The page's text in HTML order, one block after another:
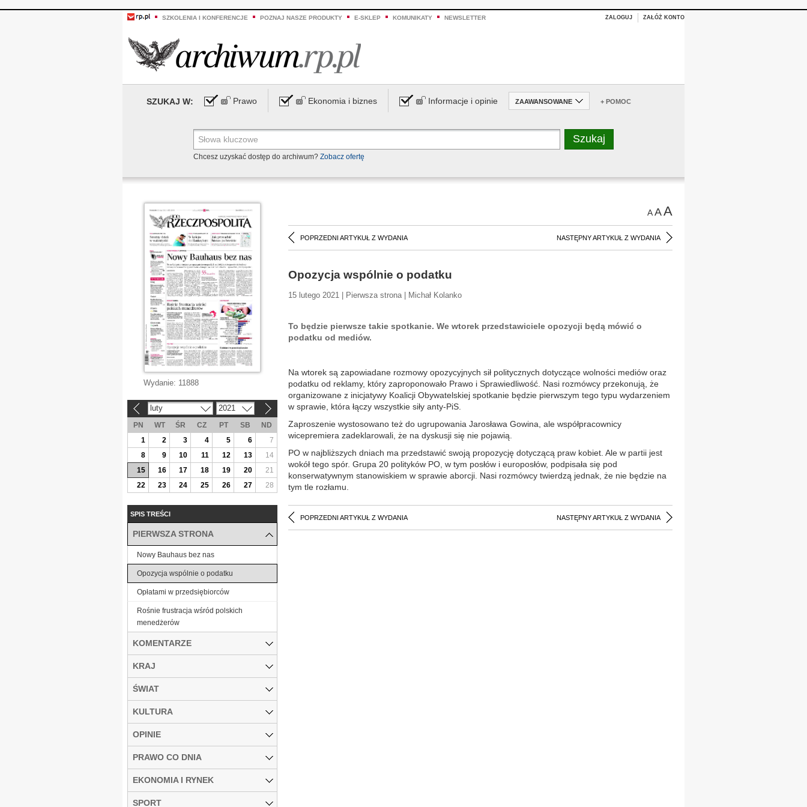
SZKOLENIA I KONFERENCJE POZNAJ NASZE PRODUKTY E-SKLEP KOMUNIKATY NEWSLETTER ZALOGUJ ZAŁÓŻ KONTO
SZUKAJ W: Prawo Ekonomia i biznes Informacje i opinie ZAAWANSOWANE + POMOC
Chcesz uzyskać dostęp do archiwum? Zobacz ofertę
AAA
POPRZEDNI ARTYKUŁ Z WYDANIA NASTĘPNY ARTYKUŁ Z WYDANIA
Opozycja wspólnie o podatku
15 lutego 2021 | Pierwsza strona | Michał Kolanko
To będzie pierwsze takie spotkanie. We wtorek przedstawiciele opozycji będą mówić o
podatku od mediów.
Na wtorek są zapowiadane rozmowy opozycyjnych sił politycznych dotyczące wolności mediów oraz
podatku od reklamy, który zaproponowało Prawo i Sprawiedliwość. Nasi rozmówcy przekonują, że
organizowane z inicjatywy Koalicji Obywatelskiej spotkanie będzie pierwszym tego typu wydarzeniem
w sprawie, która łączy wszystkie siły anty-PiS.
Zaproszenie wystosowano też do ugrupowania Jarosława Gowina, ale współpracownicy
wicepremiera zadeklarowali, że na dyskusji się nie pojawią.
PO w najbliższych dniach ma przedstawić swoją propozycję dotyczącą praw kobiet. Ale w partii jest
wokół tego spór. Grupa 20 polityków PO, w tym posłów i europosłów, podpisała się pod
konserwatywnym stanowiskiem w sprawie aborcji. Nasi rozmówcy twierdzą jednak, że nie będzie na
tym tle rozłamu.
POPRZEDNI ARTYKUŁ Z WYDANIA NASTĘPNY ARTYKUŁ Z WYDANIA
Wydanie: 11888
luty 2021
PN WT ŚR CZ PT SB
ND
1
2 3 4 5 6
7
8
9 10 11 12 13
14
15
16 17 18 19 20
21
22
23 24 25 26 27 28
SPIS TREŚCI
PIERWSZA STRONA
Nowy Bauhaus bez nas
Opozycja wspólnie o podatku
Opłatami w przedsiębiorców
Rośnie frustracja wśród polskich
menedżerów
KOMENTARZE
KRAJ
ŚWIAT
KULTURA
OPINIE
PRAWO CO DNIA
EKONOMIA I RYNEK
SPORT